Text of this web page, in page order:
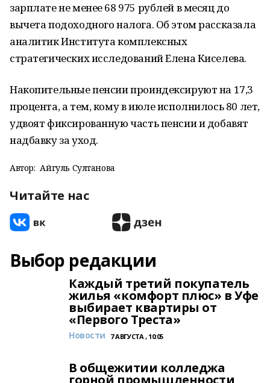
зарплате не менее 68 975 рублей в месяц до
вычета подоходного налога. Об этом рассказала
аналитик Института комплексных
стратегических исследований Елена Киселева.
Накопительные пенсии проиндексируют на 17,3
процента, а тем, кому в июле исполнилось 80 лет,
удвоят фиксированную часть пенсии и добавят
надбавку за уход.
Автор: Айгуль Султанова
Читайте нас
Выбор редакции
Каждый третий покупатель
жилья «комфорт плюс» в Уфе
выбирает квартиры от
«Первого Треста»
Новости 7 АВГУСТА , 10:05
В общежитии колледжа
горной промышленности